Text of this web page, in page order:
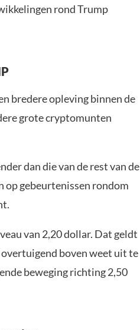
rond Trump
bredere opleving binnen de
grote cryptomunten
dan die van de rest van de
op gebeurtenissen rondom
van 2,20 dollar. Dat geldt
overtuigend boven weet uit te
beweging richting 2,50